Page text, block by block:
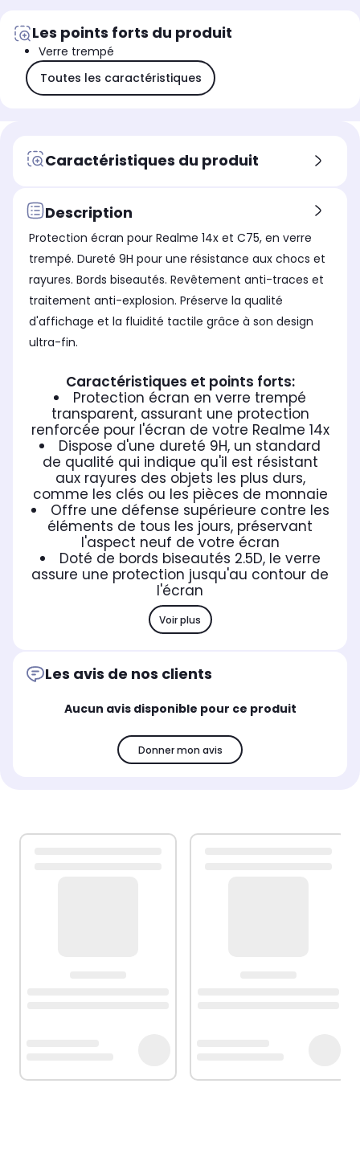
Les points forts du produit
Verre trempé
Toutes les caractéristiques
Caractéristiques du produit
Description
Protection écran pour Realme 14x et C75, en verre
trempé. Dureté 9H pour une résistance aux chocs et
rayures. Bords biseautés. Revêtement anti-traces et
traitement anti-explosion. Préserve la qualité
d'affichage et la fluidité tactile grâce à son design
ultra-fin.
Caractéristiques et points forts:
Protection écran en verre trempé
transparent, assurant une protection
renforcée pour l'écran de votre Realme 14x
Dispose d'une dureté 9H, un standard
de qualité qui indique qu'il est résistant
aux rayures des objets les plus durs,
comme les clés ou les pièces de monnaie
Offre une défense supérieure contre les
éléments de tous les jours, préservant
l'aspect neuf de votre écran
Doté de bords biseautés 2.5D, le verre
assure une protection jusqu'au contour de
l'écran
Voir plus
Les avis de nos clients
Aucun avis disponible pour ce produit
Donner mon avis